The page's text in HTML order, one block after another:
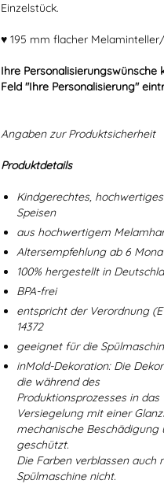
Einzelstück.
♥ 195 mm flacher
Ihre Personalisierungswünsche
Feld "Ihre Personalisierung"
Angaben zur Produktsicherheit
Produktdetails
Kindgerechtes,
Speisen
aus hochwertigem
Altersempfehlung ab 6
100% hergestellt in
BPA-frei
entspricht der Verordnung
14372
geeignet für die
inMold-Dekoration: Die
die während des
Produktionsprozesses in
Versiegelung mit einer
mechanische Beschädigung
geschützt.
Die Farben verblassen auch
Spülmaschine nicht.